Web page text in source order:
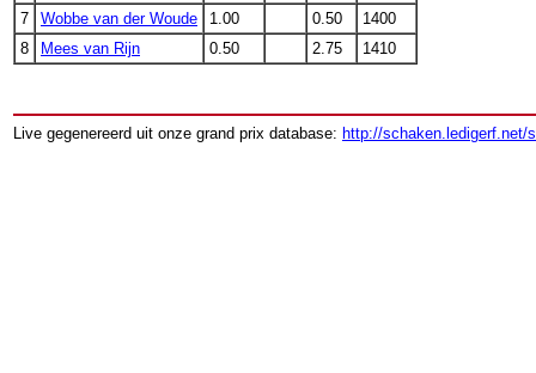
7
Wobbe van der Woude 1.00 0.50
1400
8
Mees van Rijn 0.50 2.75 1410
Live gegenereerd uit onze grand prix database: http://schaken.ledigerf.net/